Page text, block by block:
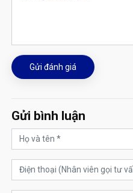
Gửi đánh giá
Gửi bình luận